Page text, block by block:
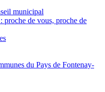
municipal
de vous, proche de
du Pays de Fontenay-